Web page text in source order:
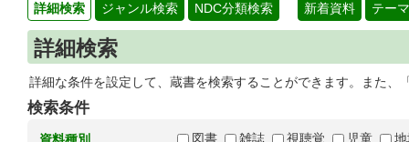
詳細検索 ジャンル検索 NDC分類検索 新着資料 テー
詳細検索
詳細な条件を設定して、蔵書を検索することができます。また
検索条件
図書 雑誌 視聴覚 児童